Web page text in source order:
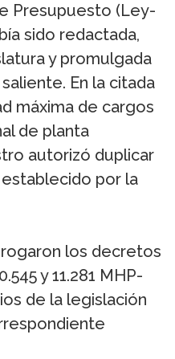
Presupuesto (Ley-
sido redactada,
y promulgada
En la citada
máxima de cargos
de planta
autorizó duplicar
por la
los decretos
y 11.281 MHP-
de la legislación